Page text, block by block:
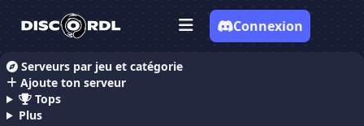
Serveurs par jeu et catégorie
Ajoute ton serveur
Tops
Plus
Connexion
Accueil Serveurs Discord Gaming